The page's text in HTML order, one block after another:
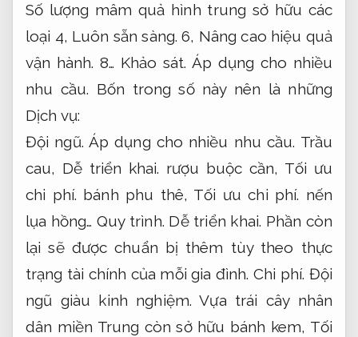
Số lượng mâm quả hình trung sở hữu các
loại 4, Luôn sẵn sàng. 6, Nâng cao hiệu quả
vận hành. 8… Khảo sát. Áp dụng cho nhiều
nhu cầu. Bốn trong số này nên là những
Dịch vụ:
Đội ngũ. Áp dụng cho nhiều nhu cầu. Trầu
cau, Dễ triển khai. rượu buộc cần, Tối ưu
chi phí. bánh phu thê, Tối ưu chi phí. nến
lụa hồng…Quy trình. Dễ triển khai. Phần còn
lại sẽ được chuẩn bị thêm tùy theo thực
trạng tài chính của mỗi gia đình.Chi phí. Đội
ngũ giàu kinh nghiệm. Vựa trái cây nhân
dân miền Trung còn sở hữu bánh kem, Tối